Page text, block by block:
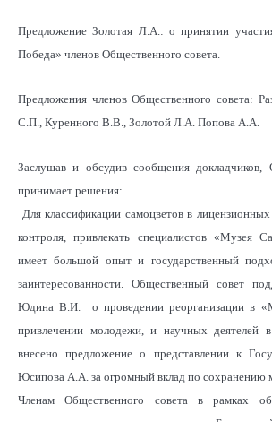
Предложение Золотая Л.А.: о принятии
Победа» членов Общественного совета.
Предложения членов Общественного совета:
С.П., Куренного В.В., Золотой Л.А. Попова А.А.
Заслушав и обсудив сообщения докладчиков,
принимает решения:
Для классификации самоцветов в
контроля, привлекать специалистов «Музея
имеет большой опыт и государственный
заинтересованности. Общественный совет
Юдина В.И. о проведении реорганизации в
привлечении молодежи, и научных деятелей
внесено предложение о представлении к
Юсипова А.А. за огромный вклад по сохранению
Членам Общественного совета в рамках